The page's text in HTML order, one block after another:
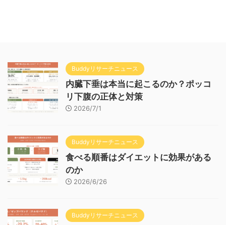
Buddyリサーチニュース
内臓下垂は本当に起こるのか？ポッコ
リ下腹の正体と対策
2026/7/1
Buddyリサーチニュース
食べる順番はダイエットに効果がある
のか
2026/6/26
Buddyリサーチニュース